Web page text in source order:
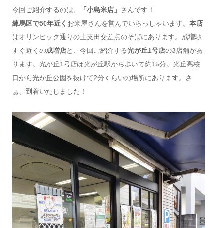
今回ご紹介するのは、 「小島米店」 さんです！
練馬区で50年近く お米屋さんを営んでいらっしゃいます。 本店
はオリンピック通りの土支田交差点のそばにあります。成増駅
すぐ近くの成増店と、今回ご紹介する光が丘1号店の3店舗があ
ります。光が丘1号店は光が丘駅から歩いて約15分。光丘高校
口から光が丘公園を抜けて2分くらいの場所にあります。さ
ぁ、到着いたしました！